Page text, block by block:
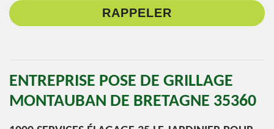
ENTREPRISE POSE DE GRILLAGE
MONTAUBAN DE BRETAGNE 35360